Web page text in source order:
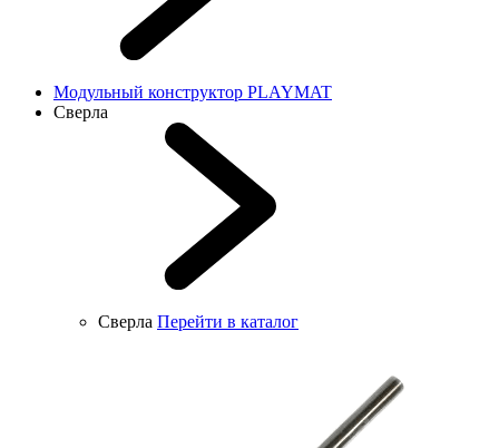
Модульный конструктор PLAYMAT
Сверла
Сверла Перейти в каталог